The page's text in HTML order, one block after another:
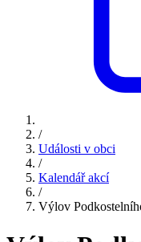
/
Události v obci
/
Kalendář akcí
/
Výlov